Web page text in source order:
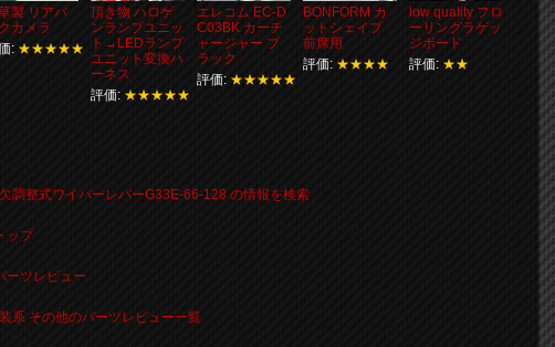
製 リアバ
カメラ
: ★★★★★
頂き物 ハロゲ
ンランプユニッ
ト→LEDランプ
ユニット変換ハ
ーネス
評価: ★★★★★
エレコム EC-D
C03BK カーチ
ャージャー ブ
ラック
評価: ★★★★★
BONFORM カ
ットシェイプ
前席用
評価: ★★★★
low quality フロ
ーリングラゲッ
ジボード
評価: ★★
調整式ワイパーレバーG33E-66-128 の情報を検索
ップ
ーツレビュー
系 その他のパーツレビュー一覧